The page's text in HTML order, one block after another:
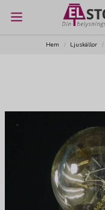
Hem Ljuskällor